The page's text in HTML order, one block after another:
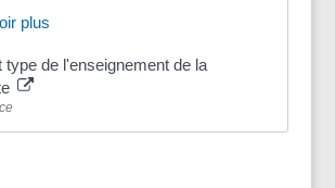
plus
type de l'enseignement de la